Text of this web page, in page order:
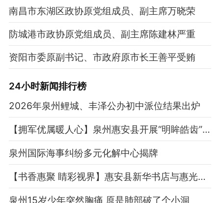
南昌市东湖区政协原党组成员、副主席万晓荣
防城港市政协原党组成员、副主席陈建林严重
资阳市委原副书记、市政府原市长王善平受贿
24小时新闻排行榜
2026年泉州鲤城、丰泽公办初中派位结果出炉
【拥军优属暖人心】泉州惠安县开展“明眸皓齿”专项活动
泉州国际海事纠纷多元化解中心揭牌
【书香惠聚 睛彩视界】惠安县新华书店与惠光爱尔眼科医院签约共建
泉州15岁少年突然胸痛 原是肺部破了个小洞